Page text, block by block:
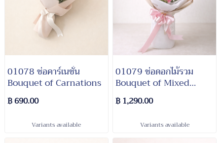
01078 ช่อคาร์เนชั่น
Bouquet of Carnations
฿ 690.00
Variants available
01079 ช่อดอกไม้รวม
Bouquet of Mixed
Flowers
฿ 1,290.00
Variants available